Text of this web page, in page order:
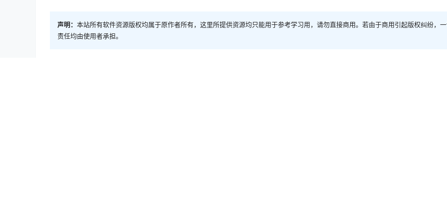
声明： 本站所有软件资源版权均属于原作者所有，这里所提供资源均只能用于参考学习用，请勿直接商用。若由于商用引起版权纠纷，
责任均由使用者承担。